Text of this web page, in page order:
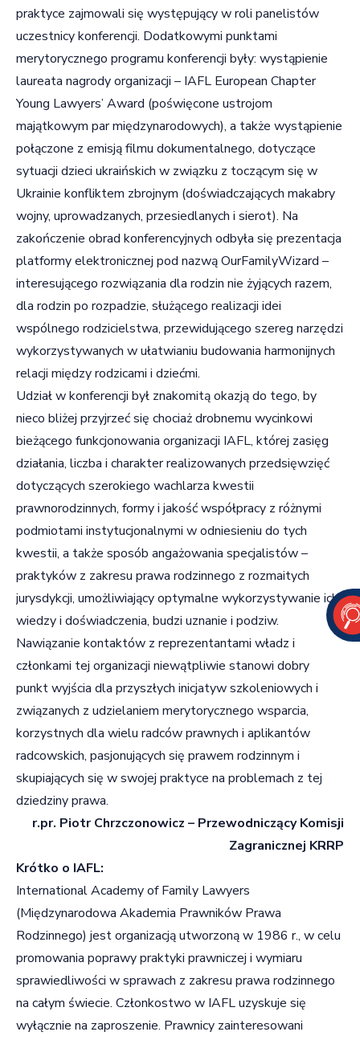
praktyce zajmowali się występujący w roli panelistów
uczestnicy konferencji. Dodatkowymi punktami
merytorycznego programu konferencji były: wystąpienie
laureata nagrody organizacji – IAFL European Chapter
Young Lawyers’ Award (poświęcone ustrojom
majątkowym par międzynarodowych), a także wystąpienie
połączone z emisją filmu dokumentalnego, dotyczące
sytuacji dzieci ukraińskich w związku z toczącym się w
Ukrainie konfliktem zbrojnym (doświadczających makabry
wojny, uprowadzanych, przesiedlanych i sierot). Na
zakończenie obrad konferencyjnych odbyła się prezentacja
platformy elektronicznej pod nazwą OurFamilyWizard –
interesującego rozwiązania dla rodzin nie żyjących razem,
dla rodzin po rozpadzie, służącego realizacji idei
wspólnego rodzicielstwa, przewidującego szereg narzędzi
wykorzystywanych w ułatwianiu budowania harmonijnych
relacji między rodzicami i dziećmi.
Udział w konferencji był znakomitą okazją do tego, by
nieco bliżej przyjrzeć się chociaż drobnemu wycinkowi
bieżącego funkcjonowania organizacji IAFL, której zasięg
działania, liczba i charakter realizowanych przedsięwzięć
dotyczących szerokiego wachlarza kwestii
prawnorodzinnych, formy i jakość współpracy z różnymi
podmiotami instytucjonalnymi w odniesieniu do tych
kwestii, a także sposób angażowania specjalistów –
praktyków z zakresu prawa rodzinnego z rozmaitych
jurysdykcji, umożliwiający optymalne wykorzystywanie ich
wiedzy i doświadczenia, budzi uznanie i podziw.
Nawiązanie kontaktów z reprezentantami władz i
członkami tej organizacji niewątpliwie stanowi dobry
punkt wyjścia dla przyszłych inicjatyw szkoleniowych i
związanych z udzielaniem merytorycznego wsparcia,
korzystnych dla wielu radców prawnych i aplikantów
radcowskich, pasjonujących się prawem rodzinnym i
skupiających się w swojej praktyce na problemach z tej
dziedziny prawa.
r.pr. Piotr Chrzczonowicz – Przewodniczący Komisji
Zagranicznej KRRP
Krótko o IAFL:
International Academy of Family Lawyers
(Międzynarodowa Akademia Prawników Prawa
Rodzinnego) jest organizacją utworzoną w 1986 r., w celu
promowania poprawy praktyki prawniczej i wymiaru
sprawiedliwości w sprawach z zakresu prawa rodzinnego
na całym świecie. Członkostwo w IAFL uzyskuje się
wyłącznie na zaproszenie. Prawnicy zainteresowani